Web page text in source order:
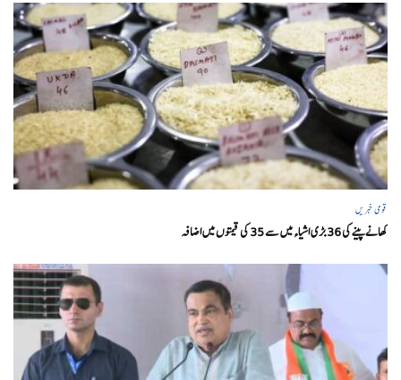
قومی خبریں
کھانے پینے کی 36 بڑی اشیاء میں سے 35 کی قیمتوں میں اضافہ